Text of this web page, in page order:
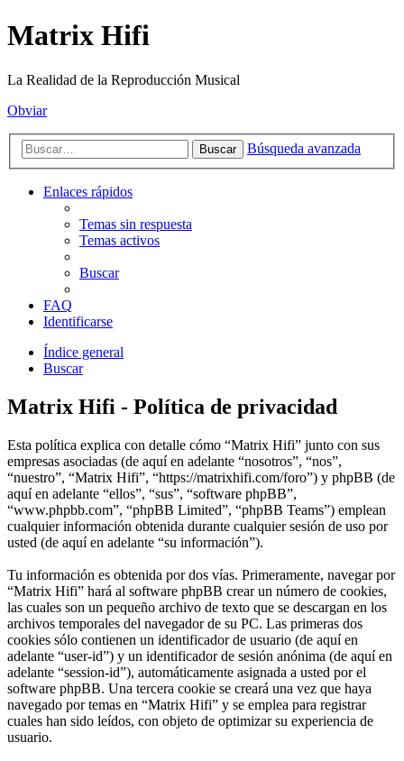
Matrix Hifi
La Realidad de la Reproducción Musical
Obviar
Buscar Búsqueda avanzada
Enlaces rápidos
Temas sin respuesta
Temas activos
Buscar
FAQ
Identificarse
Índice general
Buscar
Matrix Hifi - Política de privacidad
Esta política explica con detalle cómo “Matrix Hifi” junto con sus
empresas asociadas (de aquí en adelante “nosotros”, “nos”,
“nuestro”, “Matrix Hifi”, “https://matrixhifi.com/foro”) y phpBB (de
aquí en adelante “ellos”, “sus”, “software phpBB”,
“www.phpbb.com”, “phpBB Limited”, “phpBB Teams”) emplean
cualquier información obtenida durante cualquier sesión de uso por
usted (de aquí en adelante “su información”).
Tu información es obtenida por dos vías. Primeramente, navegar por
“Matrix Hifi” hará al software phpBB crear un número de cookies,
las cuales son un pequeño archivo de texto que se descargan en los
archivos temporales del navegador de su PC. Las primeras dos
cookies sólo contienen un identificador de usuario (de aquí en
adelante “user-id”) y un identificador de sesión anónima (de aquí en
adelante “session-id”), automáticamente asignada a usted por el
software phpBB. Una tercera cookie se creará una vez que haya
navegado por temas en “Matrix Hifi” y se emplea para registrar
cuales han sido leídos, con objeto de optimizar su experiencia de
usuario.